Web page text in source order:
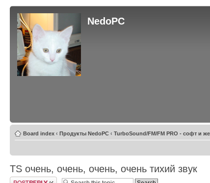
NedoPC
Board index ‹ Продукты NedoPC ‹ TurboSound/FM/FM PRO - софт и
TS очень, очень, очень, очень тихий звук
Post a reply